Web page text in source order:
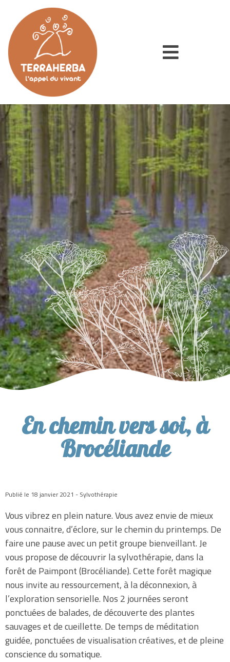
En chemin vers soi, à
Brocéliande
Publié le 18 janvier 2021 - Sylvothérapie
Vous vibrez en plein nature. Vous avez envie de mieux
vous connaitre, d’éclore, sur le chemin du printemps. De
faire une pause avec un petit groupe bienveillant. Je
vous propose de découvrir la sylvothérapie, dans la
forêt de Paimpont (Brocéliande). Cette forêt magique
nous invite au ressourcement, à la déconnexion, à
l’exploration sensorielle. Nos 2 journées seront
ponctuées de balades, de découverte des plantes
sauvages et de cueillette. De temps de méditation
guidée, ponctuées de visualisation créatives, et de pleine
conscience du somatique.